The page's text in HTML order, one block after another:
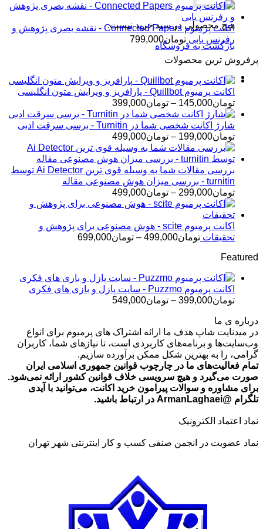
هیچ محصولی در سبد خرید نیست.
بازگشت به فروشگاه
اکانت پرمیوم Connected Papers - نقشه بصری پژوهش و
رفرنس یابی تومان799,000
پرفروش ترین محصولات
اکانت پرمیوم Quillbot - پارافریز و ویرایش متون انگلیسی
تومان145,000
– تومان399,000محدوده
قیمت:
تومان145,000
تا
تومان399,000
شارژ اکانت شخصی شما در Turnitin - برسی سرقت ادبی
تومان199,000
– تومان499,000محدوده
قیمت:
تومان199,000
تا
تومان499,000
بررسی مقالات شما به وسیله قوی ترین Ai Detector توسط
turnitin - بررسی میزان هوش مصنوعی مقاله
تومان299,000
– تومان499,000محدوده
قیمت:
تا
تومان499,000
اکانت پرمیوم scite - هوش مصنوعی برای پژوهش و
تحقیقات تومان499,000
– تومان699,000محدوده
تومان699,000
Featured
اکانت پرمیوم Puzzmo - سایت پازل و بازی های فکری
تومان399,000
– تومان549,000
تا
تومان549,000
درباره ی ما
در میدنایت شاپ هدف ما ارائه اشتراک های پرمیوم برای انواع
وب‌سایت‌ها و برنامه‌های کاربردی است، تا نیازهای شما، کاربران
گرامی، را به بهترین شکل ممکن برآورده سازیم.
تمام فعالیت‌های ما در چارچوب قوانین جمهوری اسلامی ایران
صورت می‌گیرد و هیچ سرویسی خلاف قوانین کشور ارائه نمی‌شود.
برای مشاوره و سوالات پیرامون خرید اکانت، می‌توانید با آیدی
تلگرام @ArmanLaghaei در ارتباط باشید.
نماد اعتماد الکترونیک
نماد عضویت در انجمن صنفی کسب و کار اینترنتی شهر تهران